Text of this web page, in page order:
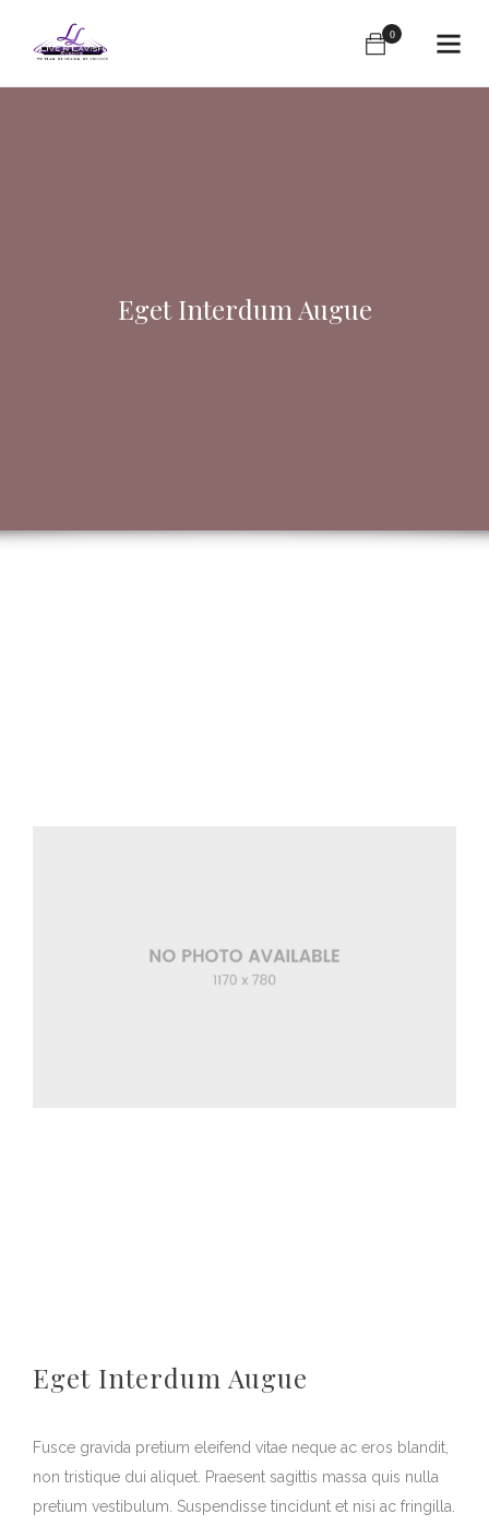
0
Eget Interdum Augue
Eget Interdum Augue
Fusce gravida pretium eleifend vitae neque ac eros blandit,
non tristique dui aliquet. Praesent sagittis massa quis nulla
pretium vestibulum. Suspendisse tincidunt et nisi ac fringilla.